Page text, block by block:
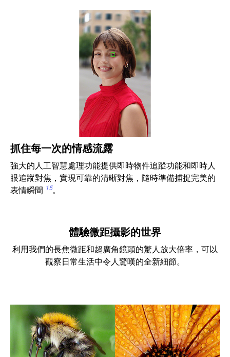
抓住每一次的情感流露
強大的人工智慧處理功能提供即時物件追蹤功能和即時人
眼追蹤對焦，實現可靠的清晰對焦，隨時準備捕捉完美的
表情瞬間 15。
體驗微距攝影的世界
利用我們的長焦微距和超廣角鏡頭的驚人放大倍率，可以
觀察日常生活中令人驚嘆的全新細節。